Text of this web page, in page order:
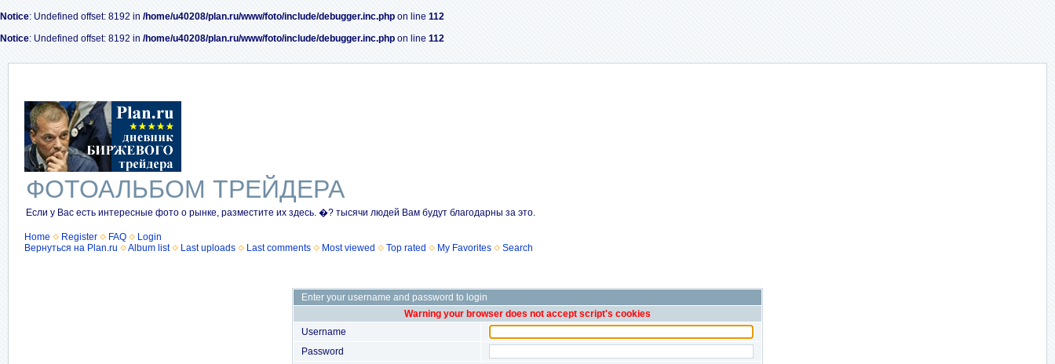
Notice: Undefined offset: 8192 in /home/u40208/plan.ru/www/foto/include/debugger.inc.php on line 112
Notice: Undefined offset: 8192 in /home/u40208/plan.ru/www/foto/include/debugger.inc.php on line 112
ФОТОАЛЬБОМ ТРЕЙДЕРА
Если у Вас есть интересные фото о рынке, разместите их здесь. �? тысячи людей Вам будут благодарны за это.
Home Register FAQ
Login
Вернуться на Plan.ru
Album list Last uploads Last comments Most viewed Top rated My Favorites Search
Enter your username and password to login
Warning your browser does not accept script's cookies
Username
Password